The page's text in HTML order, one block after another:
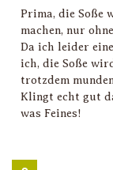
Prima, die Soße
machen, nur
Da ich leider
ich, die Soße
trotzdem
Klingt echt gut
was Feines!